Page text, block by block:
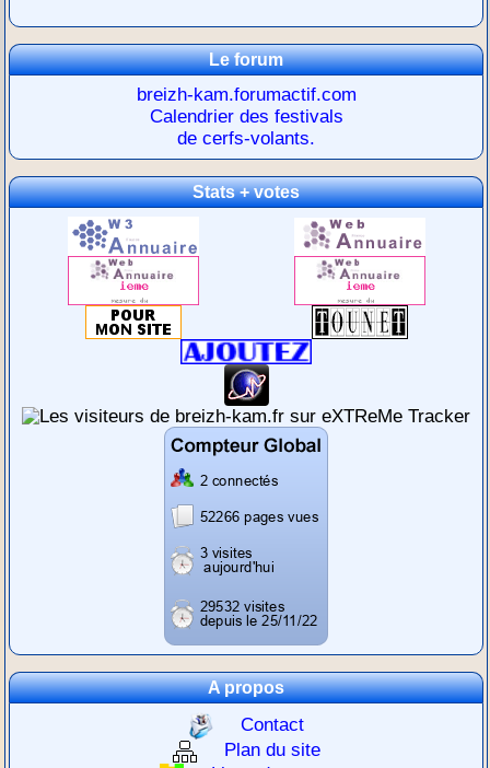
Le forum
breizh-kam.forumactif.com
Calendrier des festivals
de cerfs-volants.
Stats + votes
A propos
Contact
Plan du site